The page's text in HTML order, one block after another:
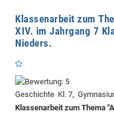
Klassenarbeit zum
XIV. im Jahrgang 7
Nieders.
Geschichte Kl. 7,
Klassenarbeit zum Thema